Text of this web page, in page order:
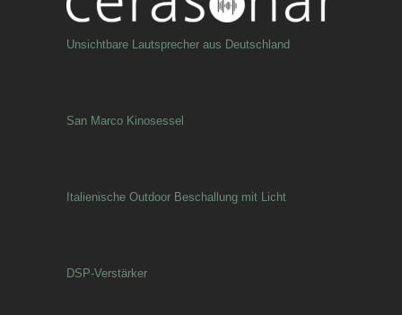
Unsichtbare Lautsprecher aus Deutschland
San Marco Kinosessel
Italienische Outdoor Beschallung mit Licht
DSP-Verstärker